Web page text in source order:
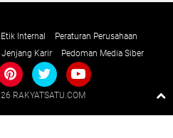
Internal
Peraturan Perusahaan
Jenjang Karir Pedoman Media Siber
RAKYATSATU.COM
Raushan